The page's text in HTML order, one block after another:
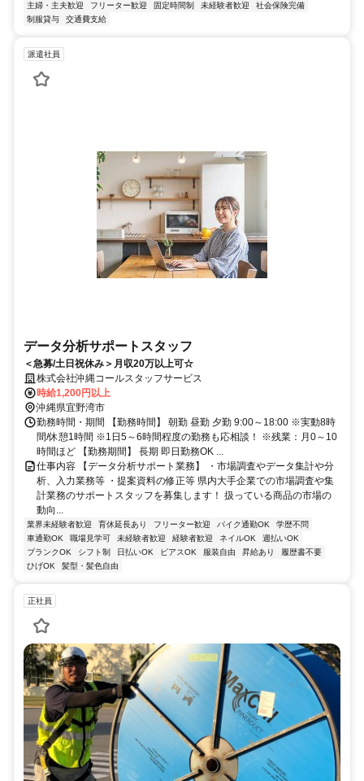
主婦・主夫歓迎 フリーター歓迎 固定時間制 未経験者歓迎
社会保険完備
制服貸与
交通費支給
派遣社員
データ分析サポートスタッフ
＜急募/土日祝休み＞月収20万以上可☆
株式会社沖縄コールスタッフサービス
時給1,200円以上
沖縄県宜野湾市
勤務時間・期間 【勤務時間】 朝勤 昼勤 夕勤 9:00～18:00 ※実動8時
間/休憩1時間 ※1日5～6時間程度の勤務も応相談！ ※残業：月0～10
時間ほど 【勤務期間】 長期 即日勤務OK ...
仕事内容 【データ分析サポート業務】 ・市場調査やデータ集計や分
析、入力業務等 ・提案資料の修正等 県内大手企業での市場調査や集
計業務のサポートスタッフを募集します！ 扱っている商品の市場の
動向...
業界未経験者歓迎 育休延長あり フリーター歓迎 バイク通勤OK
学歴不問
車通勤OK
職場見学可 未経験者歓迎 経験者歓迎 ネイルOK
週払いOK
ブランクOK
シフト制 日払いOK ピアスOK 服装自由 昇給あり
履歴書不要
ひげOK
髪型・髪色自由
正社員